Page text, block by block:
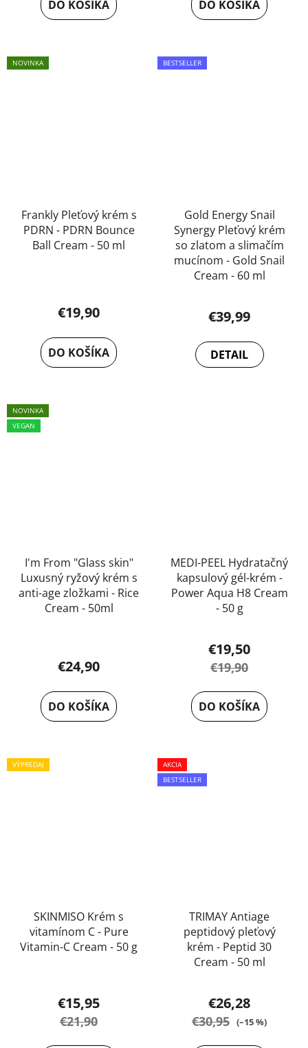
DO KOŠÍKA DO KOŠÍKA
NOVINKA
Frankly Pleťový krém s
PDRN - PDRN Bounce
Ball Cream - 50 ml
€19,90
DO KOŠÍKA
BESTSELLER
Gold Energy Snail
Synergy Pleťový krém
so zlatom a slimačím
mucínom - Gold Snail
Cream - 60 ml
hodnotenie
produktu
je
€39,99
DETAIL
NOVINKA
VEGAN
I'm From "Glass skin"
Luxusný ryžový krém s
anti-age zložkami - Rice
Cream - 50ml
€24,90
DO KOŠÍKA
MEDI-PEEL Hydratačný
kapsulový gél-krém -
Power Aqua H8 Cream
- 50 g
€19,50
€19,90
DO KOŠÍKA
VÝPREDAJ
SKINMISO Krém s
vitamínom C - Pure
Vitamin-C Cream - 50 g
€15,95
€21,90
AKCIA
BESTSELLER
TRIMAY Antiage
peptidový pleťový
krém - Peptid 30
Cream - 50 ml
hodnotenie
produktu
€26,28
€30,95 (–15 %)